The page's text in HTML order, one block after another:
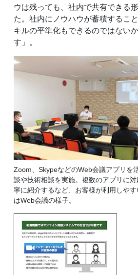
ウは残っても、社内で共有できる
た。社内にノウハウが蓄積するこ
キルの平準化もできるのではない
す」。
Zoom、SkypeなどのWeb会議アプリを
談や技術相談を実施。複数のアプリに
寧に紹介するなど、お客様が利用しや
はWeb会議の様子。